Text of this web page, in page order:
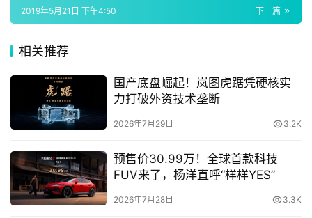
数
码
车
直
播
登录
（图片说明：不少美妆品牌将在天猫 618 期间推出天猫定
制礼盒新品）
去年天猫 618，Rio 和六神联名推出的花露水味鸡尾酒给消
费者留下深刻印象。今年，羽西和故宫、朗仕和电竞战队
iG、大白兔和气味图书馆等，都将在天猫 618 期间展开跨
通常情况下，新品发售初期并不会提供优惠，但在今年天猫
618 期间，各大品牌将为消费者提供折扣、赠品等权益，部
分新品售价将低于 5 折。如羽西和故宫联名推出的原价
下一篇
2019年5月21日 下午4:50
相关推荐
国产底盘崛起！岚图虎踞凭硬核实
力打破外资技术垄断
2026年7月29日 3.2K
预售价30.99万！全球首款科技
FUV来了，杨洋直呼“样样YES”
2026年7月28日 3.3K